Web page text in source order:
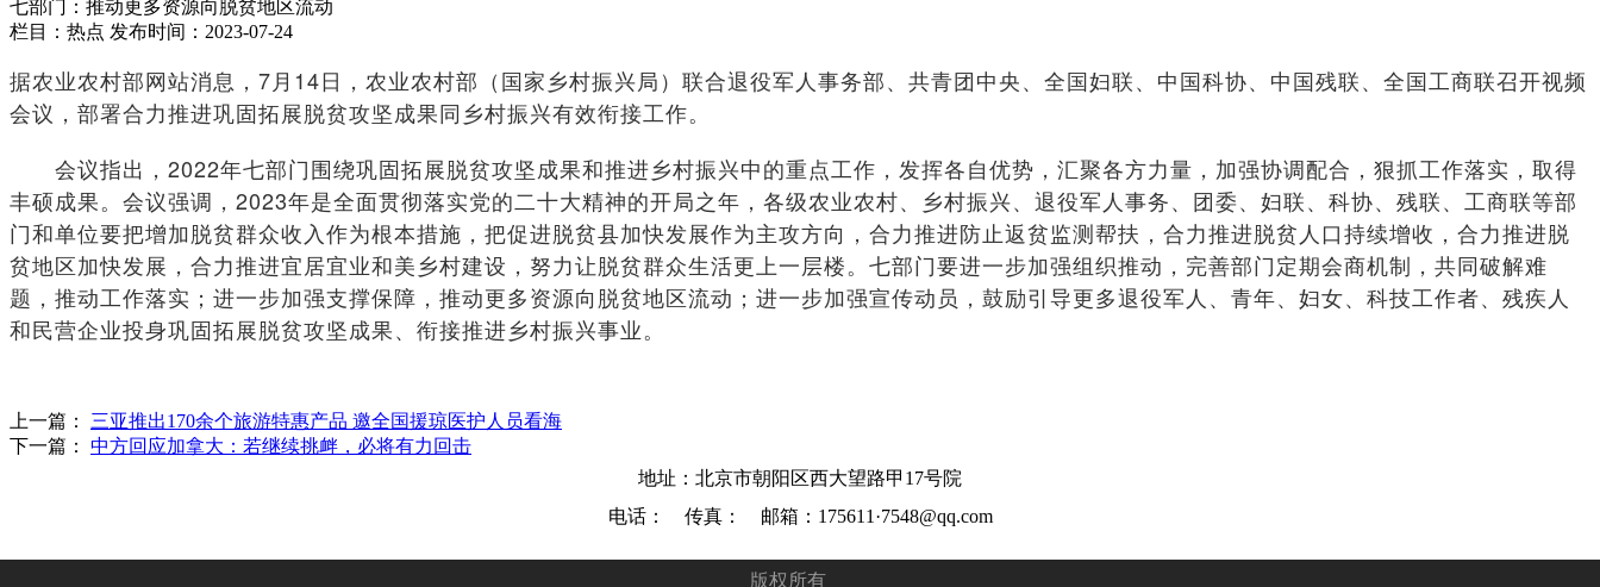
七部门：推动更多资源向脱贫地区流动
栏目：热点 发布时间：2023-07-24
据农业农村部网站消息，7月14日，农业农村部（国家乡村振兴局）联合退役军人事务部、共青团中央、全国妇联、中国科协、中国残联、全国工商联召开视频
会议，部署合力推进巩固拓展脱贫攻坚成果同乡村振兴有效衔接工作。
会议指出，2022年七部门围绕巩固拓展脱贫攻坚成果和推进乡村振兴中的重点工作，发挥各自优势，汇聚各方力量，加强协调配合，狠抓工作落实，取得
丰硕成果。会议强调，2023年是全面贯彻落实党的二十大精神的开局之年，各级农业农村、乡村振兴、退役军人事务、团委、妇联、科协、残联、工商联等部
门和单位要把增加脱贫群众收入作为根本措施，把促进脱贫县加快发展作为主攻方向，合力推进防止返贫监测帮扶，合力推进脱贫人口持续增收，合力推进脱
贫地区加快发展，合力推进宜居宜业和美乡村建设，努力让脱贫群众生活更上一层楼。七部门要进一步加强组织推动，完善部门定期会商机制，共同破解难
题，推动工作落实；进一步加强支撑保障，推动更多资源向脱贫地区流动；进一步加强宣传动员，鼓励引导更多退役军人、青年、妇女、科技工作者、残疾人
和民营企业投身巩固拓展脱贫攻坚成果、衔接推进乡村振兴事业。
上一篇： 三亚推出170余个旅游特惠产品 邀全国援琼医护人员看海
下一篇： 中方回应加拿大：若继续挑衅，必将有力回击
地址：北京市朝阳区西大望路甲17号院
电话： 传真： 邮箱：175611·7548@qq.com
版权所有